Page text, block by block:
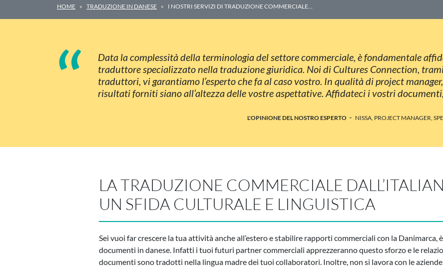
HOME TRADUZIONE IN DANESE I NOSTRI SERVIZI DI TRADUZIONE COMMERCIALE…
“
Data la complessità della terminologia del settore commerciale, è fondamentale
traduttore specializzato nella traduzione giuridica. Noi di Cultures Connection,
traduttori, vi garantiamo l’esperto che fa al caso vostro. In qualità di project
risultati forniti siano all’altezza delle vostre aspettative. Affidateci i vostri
L'OPINIONE DEL NOSTRO ESPERTO - NISSA, PROJECT MANAGER,
LA TRADUZIONE COMMERCIALE
UN SFIDA CULTURALE E LINGUISTICA
Sei vuoi far crescere la tua attività anche all’estero e stabilire rapporti commerciali con la
documenti in danese. Infatti i tuoi futuri partner commerciali apprezzeranno questo sforzo e le
documenti sono tradotti nella lingua madre dei tuoi collaboratori. Inoltre, non si lavora con le